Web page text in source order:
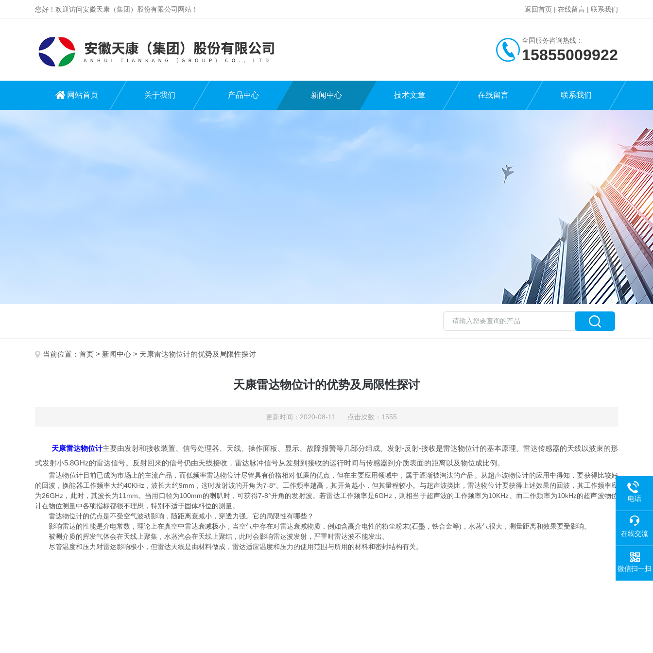
您好！欢迎访问安徽天康（集团）股份有限公司网站！ 返回首页 | 在线留言 | 联系我们
全国服务咨询热线：
15855009922
网站首页 关于我们 产品中心 新闻中心 技术文章 在线留言 联系我们
当前位置： 首页 > 新闻中心 > 天康雷达物位计的优势及局限性探讨
天康雷达物位计的优势及局限性探讨
更新时间：2020-08-11 点击次数：1555
天康雷达物位计主要由发射和接收装置、信号处理器、天线、操作面板、显示、故障报警等几部分组成。发射-反射-接收是雷达物位计的基本原理。雷达传感器的天线以波束的形
式发射小5.8GHz的雷达信号。反射回来的信号仍由天线接收，雷达脉冲信号从发射到接收的运行时间与传感器到介质表面的距离以及物位成比例。
雷达物位计目前已成为市场上的主流产品，而低频率雷达物位计尽管具有价格相对低廉的优点，但在主要应用领域中，属于逐渐被淘汰的产品。从超声波物位计的应用中得知，要获得比较好
的回波，换能器工作频率大约40KHz，波长大约9mm，这时发射波的开角为7-8°。工作频率越高，其开角越小，但其量程较小。与超声波类比，雷达物位计要获得上述效果的回波，其工作频率应
为26GHz，此时，其波长为11mm。当用口径为100mm的喇叭时，可获得7-8°开角的发射波。若雷达工作频率是6GHz，则相当于超声波的工作频率为10KHz。而工作频率为10kHz的超声波物位
计在物位测量中各项指标都很不理想，特别不适于固体料位的测量。
雷达物位计的优点是不受空气波动影响，随距离衰减小，穿透力强。它的局限性有哪些？
影响雷达的性能是介电常数，理论上在真空中雷达衰减极小，当空气中存在对雷达衰减物质，例如含高介电性的粉尘粉末(石墨，铁合金等)，水蒸气很大，测量距离和效果要受影响。
被测介质的挥发气体会在天线上聚集，水蒸汽会在天线上聚结，此时会影响雷达波发射，严重时雷达波不能发出。
尽管温度和压力对雷达影响极小，但雷达天线是由材料做成，雷达适应温度和压力的使用范围与所用的材料和密封结构有关。
电话
在线交流
微信扫一扫